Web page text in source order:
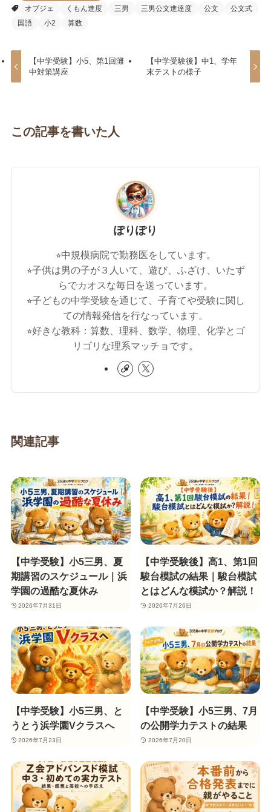
オブジェ くもん進度 三男 三男公文進達度 公文
公文式
国語
小2 算数
【中学受験】小5、第1回灘
中対策講座
【中学受験後】中1、学年
末テストの様子
この記事を書いた人
ぽりぽり
⭐︎中規模病院で勤務医をしています。
⭐︎子供は男の子が３人いて、遊び、ふざけ、いたず
らでカオスな毎日を送っています。
⭐︎子どもの中学受験を通じて、子育てや受験に関し
ての情報発信を行なっています。
⭐︎好きな教科：算数、理科、数学、物理、化学とゴ
リゴリな理系マッチョです。
関連記事
【中学受験】小5三男、夏
期講習のスケジュール｜浜
学園の過酷な夏休み
2026年7月31日
【中学受験後】高1、第1回
駿台模試の結果｜駿台模試
とはどんな模試か？解説！
2026年7月26日
【中学受験】小5三男、と
うとう浜学園Vクラスへ
2026年7月23日
【中学受験】小5三男、7月
の公開学力テストの結果
2026年7月20日